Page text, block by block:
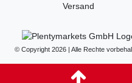
Versand
© Copyright 2026 | Alle Rechte